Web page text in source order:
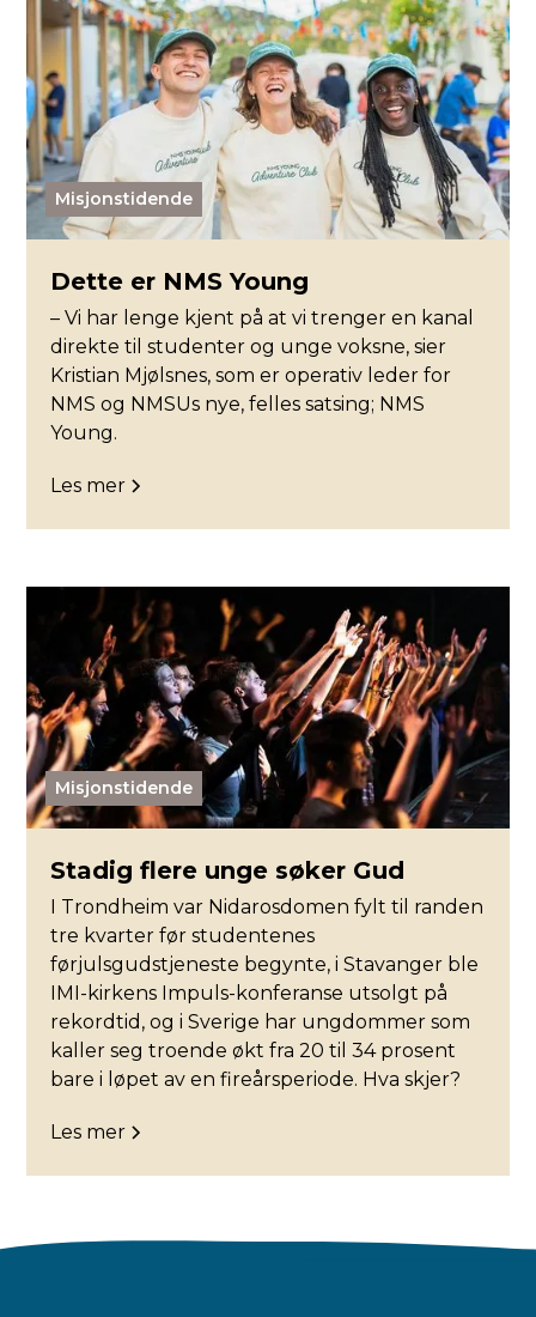
Misjonstidende
Dette er NMS Young
– Vi har lenge kjent på at vi trenger en kanal
direkte til studenter og unge voksne, sier
Kristian Mjølsnes, som er operativ leder for
NMS og NMSUs nye, felles satsing; NMS
Young.
Les mer
Misjonstidende
Stadig flere unge søker Gud
I Trondheim var Nidarosdomen fylt til randen
tre kvarter før studentenes
førjulsgudstjeneste begynte, i Stavanger ble
IMI-kirkens Impuls-konferanse utsolgt på
rekordtid, og i Sverige har ungdommer som
kaller seg troende økt fra 20 til 34 prosent
bare i løpet av en fireårsperiode. Hva skjer?
Les mer